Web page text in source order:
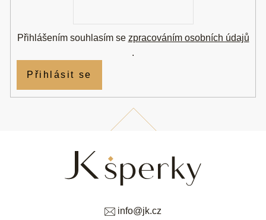
info@jk.cz
Přihlášením souhlasím se zpracováním osobních údajů
.
Přihlásit se